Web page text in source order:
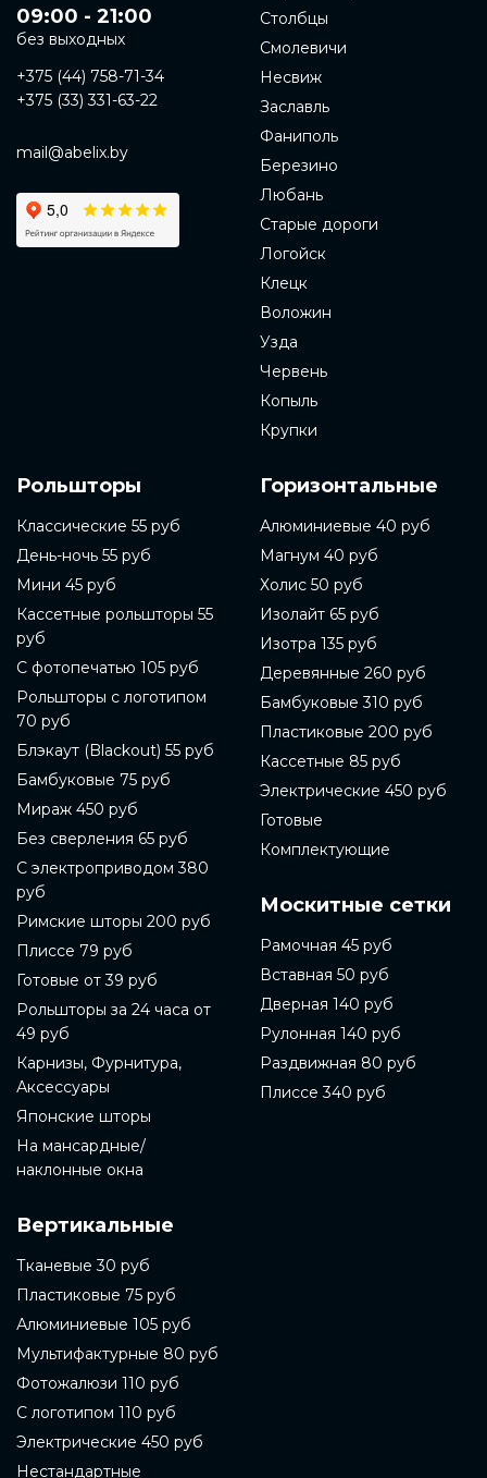
09:00 - 21:00
без выходных
+375 (44) 758-71-34
+375 (33) 331-63-22
mail@abelix.by
Столбцы
Смолевичи
Несвиж
Заславль
Фаниполь
Березино
Любань
Старые дороги
Логойск
Клецк
Воложин
Узда
Червень
Копыль
Крупки
Рольшторы
Классические 55 руб
День-ночь 55 руб
Мини 45 руб
Кассетные рольшторы 55
руб
С фотопечатью 105 руб
Рольшторы с логотипом
70 руб
Блэкаут (Blackout) 55 руб
Бамбуковые 75 руб
Мираж 450 руб
Без сверления 65 руб
С электроприводом 380
руб
Римские шторы 200 руб
Плиссе 79 руб
Готовые от 39 руб
Рольшторы за 24 часа от
49 руб
Карнизы, Фурнитура,
Аксессуары
Японские шторы
На мансардные/
наклонные окна
Вертикальные
Тканевые 30 руб
Пластиковые 75 руб
Алюминиевые 105 руб
Мультифактурные 80 руб
Фотожалюзи 110 руб
С логотипом 110 руб
Электрические 450 руб
Нестандартные
Горизонтальные
Алюминиевые 40 руб
Магнум 40 руб
Холис 50 руб
Изолайт 65 руб
Изотра 135 руб
Деревянные 260 руб
Бамбуковые 310 руб
Пластиковые 200 руб
Кассетные 85 руб
Электрические 450 руб
Готовые
Комплектующие
Москитные сетки
Рамочная 45 руб
Вставная 50 руб
Дверная 140 руб
Рулонная 140 руб
Раздвижная 80 руб
Плиссе 340 руб